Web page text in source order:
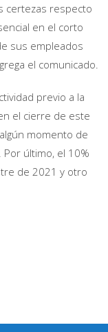
certezas respecto
en el corto
sus empleados
el comunicado.
previo a la
el cierre de este
momento de
último, el 10%
de 2021 y otro